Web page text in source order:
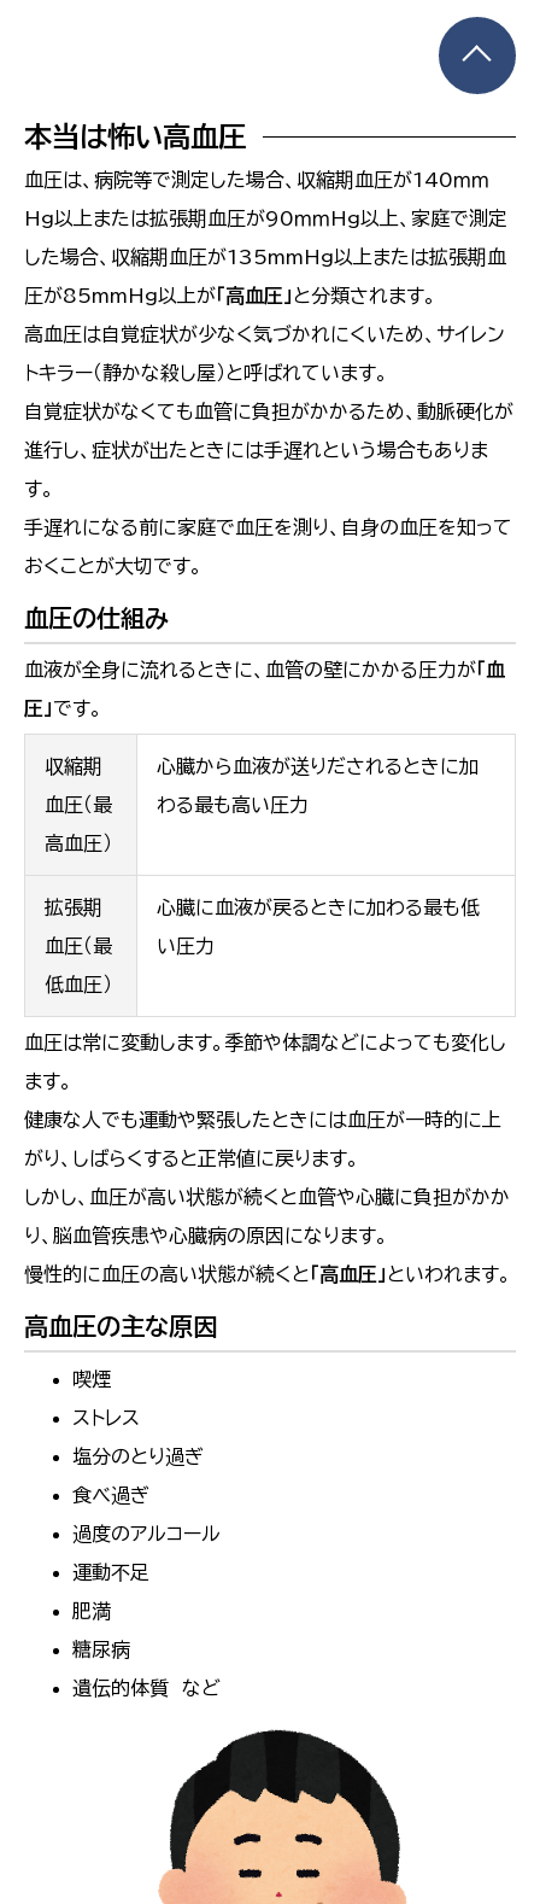
本当は怖い高血圧
血圧は、病院等で測定した場合、収縮期血圧が140ｍｍ
Hg以上または拡張期血圧が90ｍｍHg以上、家庭で測定
した場合、収縮期血圧が135mmHg以上または拡張期血
圧が85mmHg以上が「高血圧」と分類されます。
高血圧は自覚症状が少なく気づかれにくいため、サイレン
トキラー（静かな殺し屋）と呼ばれています。
自覚症状がなくても血管に負担がかかるため、動脈硬化が
進行し、症状が出たときには手遅れという場合もありま
す。
手遅れになる前に家庭で血圧を測り、自身の血圧を知って
おくことが大切です。
血圧の仕組み
血液が全身に流れるときに、血管の壁にかかる圧力が 「血
圧」です。
収縮期
血圧（最
高血圧）
心臓から血液が送りだされるときに加
わる最も高い圧力
拡張期
血圧（最
低血圧）
心臓に血液が戻るときに加わる最も低
い圧力
血圧は常に変動します。季節や体調などによっても変化し
ます。
健康な人でも運動や緊張したときには血圧が一時的に上
がり、しばらくすると正常値に戻ります。
しかし、血圧が高い状態が続くと血管や心臓に負担がかか
り、脳血管疾患や心臓病の原因になります。
慢性的に血圧の高い状態が続くと
「高血圧」といわれます。
高血圧の主な原因
喫煙
ストレス
塩分のとり過ぎ
食べ過ぎ
過度のアルコール
運動不足
肥満
糖尿病
遺伝的体質 など